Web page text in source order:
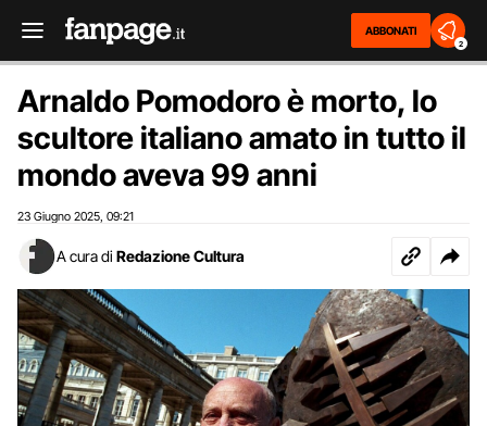
ABBONATI
2
Arnaldo Pomodoro è morto, lo
scultore italiano amato in tutto il
mondo aveva 99 anni
23 Giugno 2025 09:21
A cura di Redazione Cultura